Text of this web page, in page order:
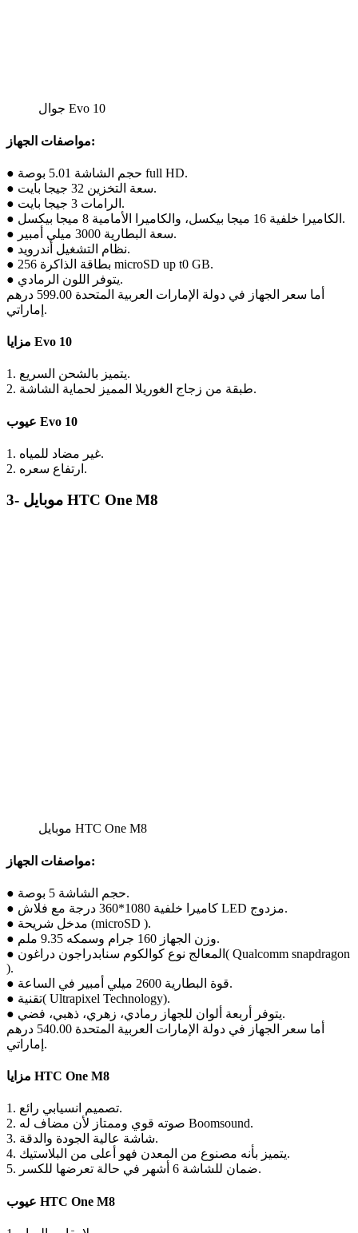
جوال Evo 10
مواصفات الجهاز:
● حجم الشاشة 5.01 بوصة full HD.
● سعة التخزين 32 جيجا بايت.
● الرامات 3 جيجا بايت.
● الكاميرا خلفية 16 ميجا بيكسل، والكاميرا الأمامية 8 ميجا بيكسل.
● سعة البطارية 3000 ميلي أمبير.
● نظام التشغيل أندرويد.
● بطاقة الذاكرة 256 microSD up t0 GB.
● يتوفر اللون الرمادي.
أما سعر الجهاز في دولة الإمارات العربية المتحدة 599.00 درهم
إماراتي.
مزايا Evo 10
1. يتميز بالشحن السريع.
2. طبقة من زجاج الغوريلا المميز لحماية الشاشة.
عيوب Evo 10
1. غير مضاد للمياه.
2. ارتفاع سعره.
3- موبايل HTC One M8
موبايل HTC One M8
مواصفات الجهاز:
● حجم الشاشة 5 بوصة.
● كاميرا خلفية 1080*360 درجة مع فلاش LED مزدوج.
● مدخل شريحة (microSD ).
● وزن الجهاز 160 جرام وسمكه 9.35 ملم.
● المعالج نوع كوالكوم سنابدراجون دراغون( Qualcomm snapdragon
).
● قوة البطارية 2600 ميلي أمبير في الساعة.
● تقنية( Ultrapixel Technology).
● يتوفر أربعة ألوان للجهاز رمادي، زهري، ذهبي، فضي.
أما سعر الجهاز في دولة الإمارات العربية المتحدة 540.00 درهم
إماراتي.
مزايا HTC One M8
1. تصميم انسيابي رائع.
2. صوته قوي وممتاز لأن مضاف له Boomsound.
3. شاشة عالية الجودة والدقة.
4. يتميز بأنه مصنوع من المعدن فهو أعلى من البلاستيك.
5. ضمان للشاشة 6 أشهر في حالة تعرضها للكسر.
عيوب HTC One M8